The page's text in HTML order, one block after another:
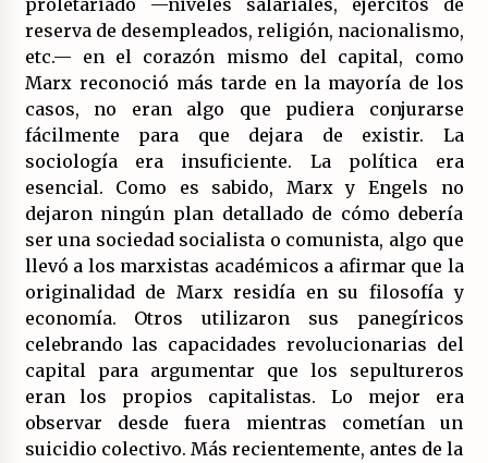
proletariado —niveles salariales, ejércitos de
reserva de desempleados, religión, nacionalismo,
etc.— en el corazón mismo del capital, como
Marx reconoció más tarde en la mayoría de los
casos, no eran algo que pudiera conjurarse
fácilmente para que dejara de existir. La
sociología era insuficiente. La política era
esencial. Como es sabido, Marx y Engels no
dejaron ningún plan detallado de cómo debería
ser una sociedad socialista o comunista, algo que
llevó a los marxistas académicos a afirmar que la
originalidad de Marx residía en su filosofía y
economía. Otros utilizaron sus panegíricos
celebrando las capacidades revolucionarias del
capital para argumentar que los sepultureros
eran los propios capitalistas. Lo mejor era
observar desde fuera mientras cometían un
suicidio colectivo. Más recientemente, antes de la